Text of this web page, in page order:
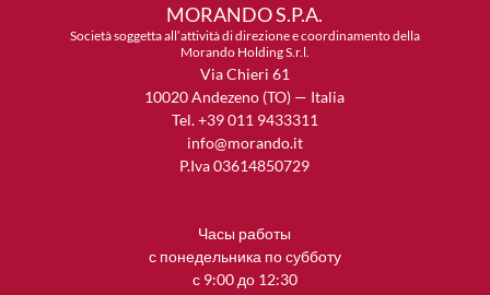
MORANDO S.P.A.
Società soggetta all’attività di direzione e coordinamento della
Morando Holding S.r.l.
Via Chieri 61
10020 Andezeno (TO) — Italia
Tel. +39 011 9433311
info@morando.it
P.Iva 03614850729
Часы работы
с понедельника по субботу
с 9:00 до 12:30